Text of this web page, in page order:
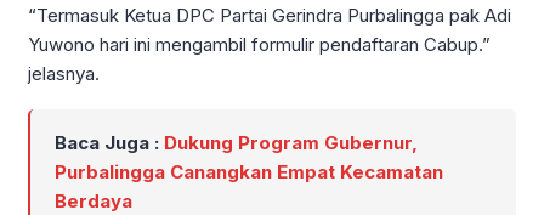
“Termasuk Ketua DPC Partai Gerindra Purbalingga pak Adi
Yuwono hari ini mengambil formulir pendaftaran Cabup.”
jelasnya.
Baca Juga : Dukung Program Gubernur,
Purbalingga Canangkan Empat Kecamatan
Berdaya